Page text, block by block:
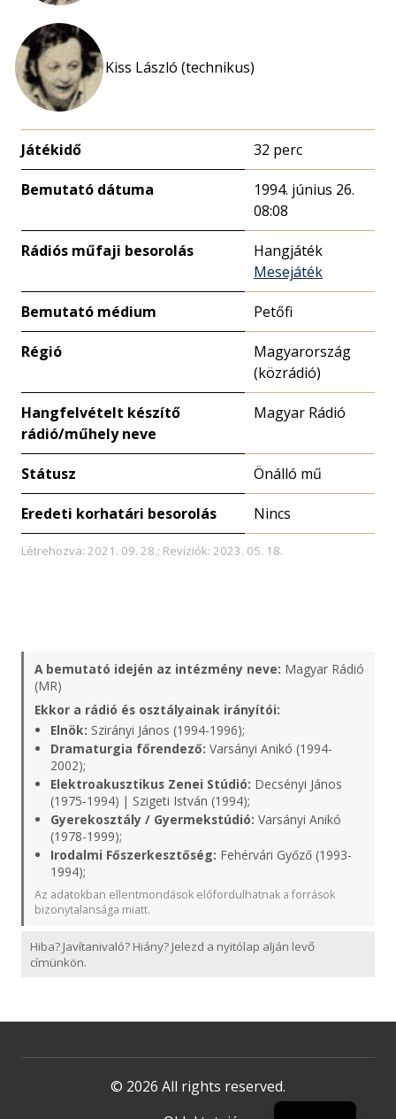
Kiss László (technikus)
Játékidő 32 perc
Bemutató dátuma
1994. június 26.
08:08
Rádiós műfaji besorolás
Hangjáték
Mesejáték
Bemutató médium Petőfi
Régió
Magyarország
(közrádió)
Hangfelvételt készítő
rádió/műhely neve
Magyar Rádió
Státusz Önálló mű
Eredeti korhatári besorolás Nincs
Létrehozva: 2021. 09. 28.; Revíziók: 2023. 05. 18.
A bemutató idején az intézmény neve: Magyar Rádió
(MR)
Ekkor a rádió és osztályainak irányítói:
Elnök: Szirányi János (1994-1996);
Dramaturgia főrendező: Varsányi Anikó (1994-
2002);
Elektroakusztikus Zenei Stúdió: Decsényi János
(1975-1994) | Szigeti István (1994);
Gyerekosztály / Gyermekstúdió: Varsányi Anikó
(1978-1999);
Irodalmi Főszerkesztőség: Fehérvári Győző (1993-
1994);
Az adatokban ellentmondások előfordulhatnak a források
bizonytalansága miatt.
Hiba? Javítanivaló? Hiány? Jelezd a nyitólap alján levő
címünkön.
© 2026 All rights reserved.